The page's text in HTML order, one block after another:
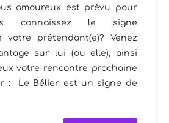
amoureux est prévu pour
connaissez le signe
votre prétendant(e)? Venez
sur lui (ou elle), ainsi
votre rencontre prochaine
: Le Bélier est un signe de